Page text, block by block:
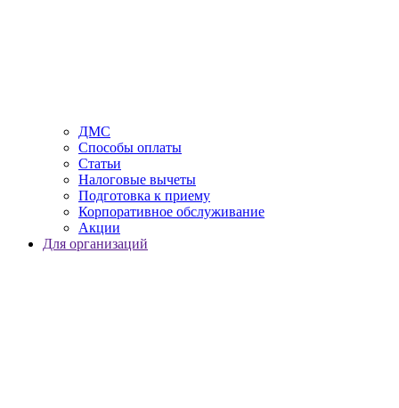
ДМС
Способы оплаты
Статьи
Налоговые вычеты
Подготовка к приему
Корпоративное обслуживание
Акции
Для организаций